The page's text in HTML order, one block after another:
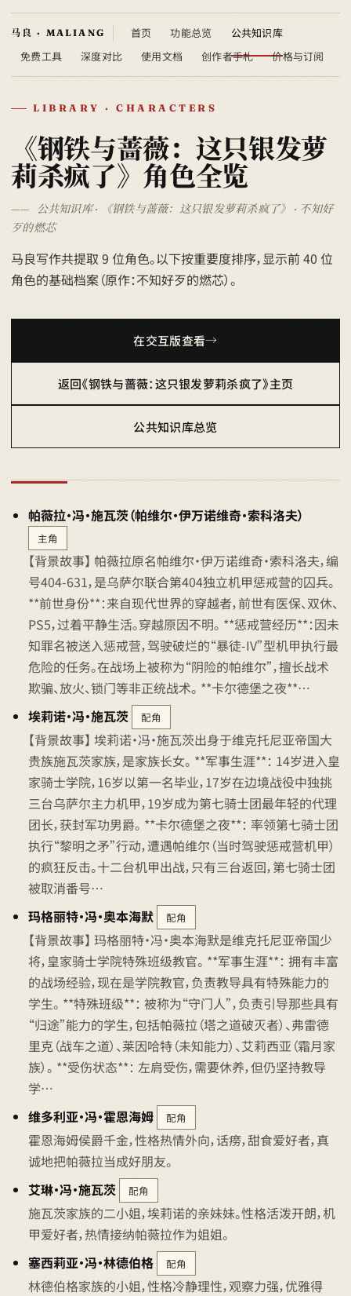
首页 功能总览
公共知识库
免费工具
深度对比 使用文档 创作者手札 价格与订阅
LIBRARY · CHARACTERS
《钢铁与蔷薇：这只银发萝
莉杀疯了》角色全览
公共知识库 · 《钢铁与蔷薇：这只银发萝莉杀疯了》 · 不知好
歹的燃芯
马良写作共提取 9 位角色。以下按重要度排序，显示前 40 位
角色的基础档案（原作：不知好歹的燃芯）。
在交互版查看
返回《钢铁与蔷薇：这只银发萝莉杀疯了》主页
公共知识库总览
帕薇拉·冯·施瓦茨（帕维尔·伊万诺维奇·索科洛夫）
主角
【背景故事】 帕薇拉原名帕维尔·伊万诺维奇·索科洛夫，编
号404-631，是乌萨尔联合第404独立机甲惩戒营的囚兵。
**前世身份**：来自现代世界的穿越者，前世有医保、双休、
PS5，过着平静生活。穿越原因不明。 **惩戒营经历**：因未
知罪名被送入惩戒营，驾驶破烂的“暴徒-IV”型机甲执行最
危险的任务。在战场上被称为“阴险的帕维尔”，擅长战术
欺骗、放火、锁门等非正统战术。 **卡尔德堡之夜**…
埃莉诺·冯·施瓦茨
配角
【背景故事】 埃莉诺·冯·施瓦茨出身于维克托尼亚帝国大
贵族施瓦茨家族，是家族长女。 **军事生涯**： 14岁进入皇
家骑士学院，16岁以第一名毕业，17岁在边境战役中独挑
三台乌萨尔主力机甲，19岁成为第七骑士团最年轻的代理
团长，获封军功男爵。 **卡尔德堡之夜**： 率领第七骑士团
执行“黎明之矛”行动，遭遇帕维尔（当时驾驶惩戒营机甲）
的疯狂反击。十二台机甲出战，只有三台返回，第七骑士团
被取消番号…
玛格丽特·冯·奥本海默
配角
【背景故事】 玛格丽特·冯·奥本海默是维克托尼亚帝国少
将，皇家骑士学院特殊班级教官。 **军事生涯**： 拥有丰富
的战场经验，现在是学院教官，负责教导具有特殊能力的
学生。 **特殊班级**： 被称为“守门人”，负责引导那些具有
“归途”能力的学生，包括帕薇拉（塔之道破灭者）、弗雷德
里克（战车之道）、莱因哈特（未知能力）、艾莉西亚（霜月家
族）。 **受伤状态**： 左肩受伤，需要休养，但仍坚持教导
学…
维多利亚·冯·霍恩海姆
配角
霍恩海姆侯爵千金，性格热情外向，话痨，甜食爱好者，真
诚地把帕薇拉当成好朋友。
艾琳·冯·施瓦茨
配角
施瓦茨家族的二小姐，埃莉诺的亲妹妹。性格活泼开朗，机
甲爱好者，热情接纳帕薇拉作为姐姐。
塞西莉亚·冯·林德伯格
配角
林德伯格家族的小姐，性格冷静理性，观察力强，优雅得